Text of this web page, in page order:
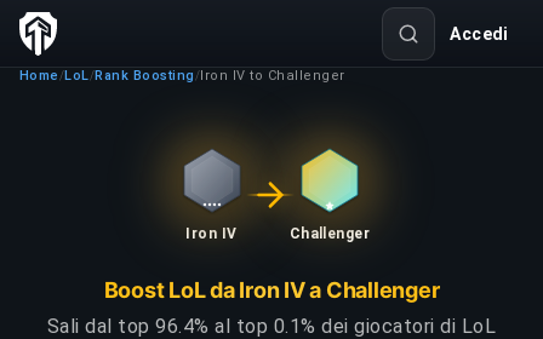
Accedi
Home /LoL/Rank Boosting /Iron IV to Challenger
Iron IV Challenger
Boost LoL da Iron IV a Challenger
Sali dal top 96.4% al top 0.1% dei giocatori di LoL